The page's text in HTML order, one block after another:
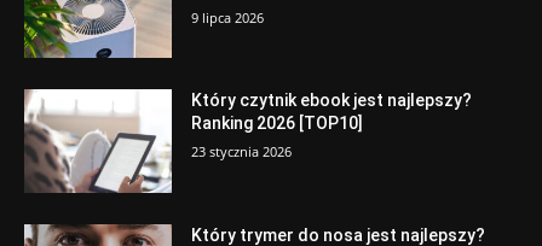
9 lipca 2026
Który czytnik ebook jest najlepszy?
Ranking 2026 [TOP10]
23 stycznia 2026
Który trymer do nosa jest najlepszy?